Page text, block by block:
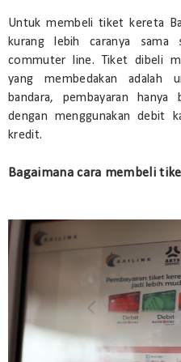
Untuk membeli tiket kereta
kurang lebih caranya
commuter line. Tiket dibeli
yang membedakan adalah
bandara, pembayaran
dengan menggunakan debit
kredit.
Bagaimana cara membeli